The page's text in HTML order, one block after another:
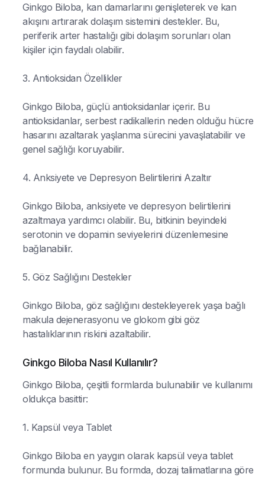
Ginkgo Biloba, kan damarlarını genişleterek ve kan
akışını artırarak dolaşım sistemini destekler. Bu,
periferik arter hastalığı gibi dolaşım sorunları olan
kişiler için faydalı olabilir.
3. Antioksidan Özellikler
Ginkgo Biloba, güçlü antioksidanlar içerir. Bu
antioksidanlar, serbest radikallerin neden olduğu hücre
hasarını azaltarak yaşlanma sürecini yavaşlatabilir ve
genel sağlığı koruyabilir.
4. Anksiyete ve Depresyon Belirtilerini Azaltır
Ginkgo Biloba, anksiyete ve depresyon belirtilerini
azaltmaya yardımcı olabilir. Bu, bitkinin beyindeki
serotonin ve dopamin seviyelerini düzenlemesine
bağlanabilir.
5. Göz Sağlığını Destekler
Ginkgo Biloba, göz sağlığını destekleyerek yaşa bağlı
makula dejenerasyonu ve glokom gibi göz
hastalıklarının riskini azaltabilir.
Ginkgo Biloba Nasıl Kullanılır?
Ginkgo Biloba, çeşitli formlarda bulunabilir ve kullanımı
oldukça basittir:
1. Kapsül veya Tablet
Ginkgo Biloba en yaygın olarak kapsül veya tablet
formunda bulunur. Bu formda, dozaj talimatlarına göre